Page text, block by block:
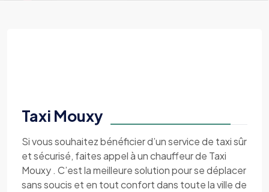
Taxi Mouxy
Si vous souhaitez bénéficier d’un service de taxi sûr
et sécurisé, faites appel à un chauffeur de Taxi
Mouxy . C’est la meilleure solution pour se déplacer
sans soucis et en tout confort dans toute la ville de